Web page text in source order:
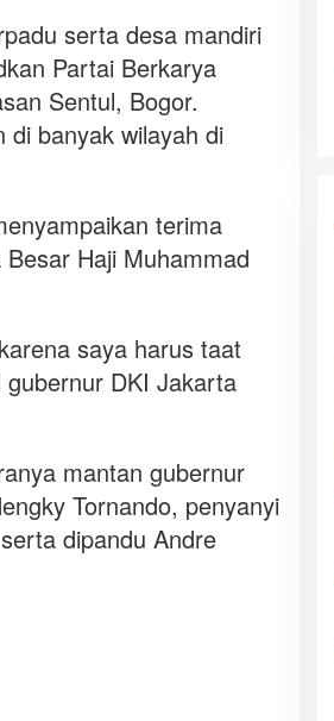
serta desa mandiri
Partai Berkarya
Sentul, Bogor.
di banyak wilayah di
terima
Haji Muhammad
saya harus taat
gubernur DKI Jakarta
mantan gubernur
Tornando, penyanyi
dipandu Andre